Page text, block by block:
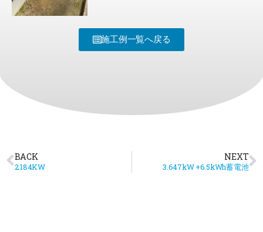
施工例一覧へ戻る
BACK
2.184KW
NEXT
3.647kW +6.5kWh蓄電池